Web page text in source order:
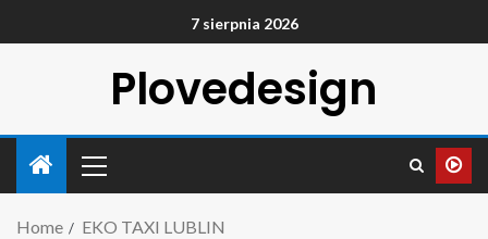
7 sierpnia 2026
Plovedesign
Home EKO TAXI LUBLIN